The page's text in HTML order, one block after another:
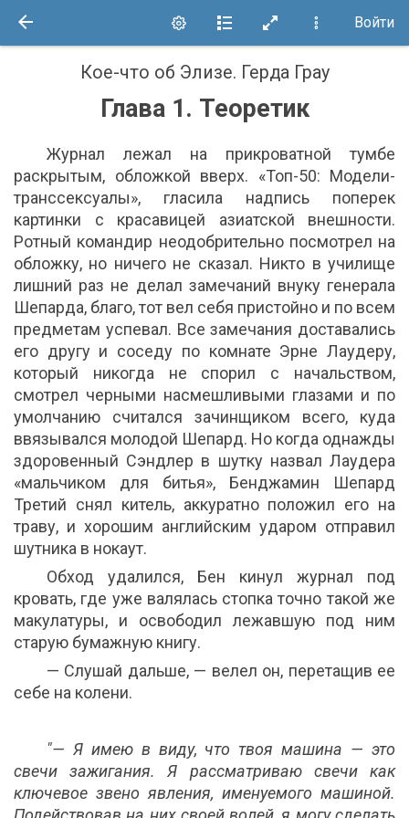
Войти
Кое-что об Элизе. Герда Грау
Глава 1. Теоретик
Журнал лежал на прикроватной тумбе
раскрытым, обложкой вверх. «Топ-50: Модели-
транссексуалы», гласила надпись поперек
картинки с красавицей азиатской внешности.
Ротный командир неодобрительно посмотрел на
обложку, но ничего не сказал. Никто в училище
лишний раз не делал замечаний внуку генерала
Шепарда, благо, тот вел себя пристойно и по всем
предметам успевал. Все замечания доставались
его другу и соседу по комнате Эрне Лаудеру,
который никогда не спорил с начальством,
смотрел черными насмешливыми глазами и по
умолчанию считался зачинщиком всего, куда
ввязывался молодой Шепард. Но когда однажды
здоровенный Сэндлер в шутку назвал Лаудера
«мальчиком для битья», Бенджамин Шепард
Третий снял китель, аккуратно положил его на
траву, и хорошим английским ударом отправил
шутника в нокаут.
Обход удалился, Бен кинул журнал под
кровать, где уже валялась стопка точно такой же
макулатуры, и освободил лежавшую под ним
старую бумажную книгу.
— Слушай дальше, — велел он, перетащив ее
себе на колени.
"— Я имею в виду, что твоя машина — это
свечи зажигания. Я рассматриваю свечи как
ключевое звено явления, именуемого машиной.